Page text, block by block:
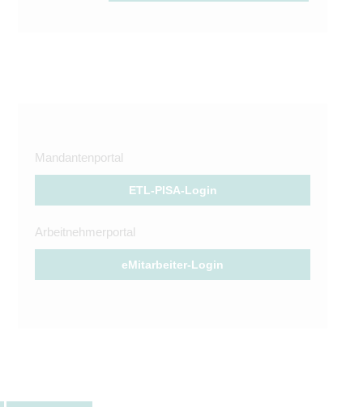
Mandantenportal
ETL-PISA-Login
Arbeitnehmerportal
eMitarbeiter-Login